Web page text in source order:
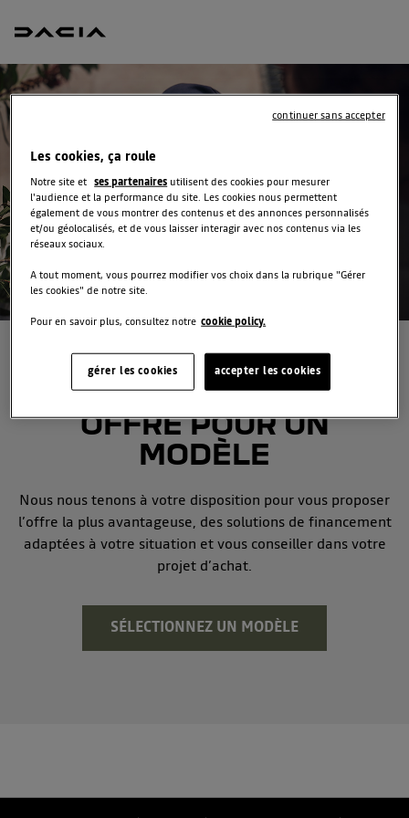
RECEVEZ
GRATUITEMENT VOTRE
OFFRE POUR UN
MODÈLE
Nous nous tenons à votre disposition pour vous proposer
l’offre la plus avantageuse, des solutions de financement
adaptées à votre situation et vous conseiller dans votre
projet d’achat.
SÉLECTIONNEZ UN MODÈLE
Les cookies, ça roule
Notre site et ses partenaires utilisent des cookies pour mesurer
l'audience et la performance du site. Les cookies nous permettent
également de vous montrer des contenus et des annonces personnalisés
et/ou géolocalisés, et de vous laisser interagir avec nos contenus via les
réseaux sociaux.
A tout moment, vous pourrez modifier vos choix dans la rubrique "Gérer
les cookies" de notre site.
Pour en savoir plus, consultez notre cookie policy.
accepter les cookies
gérer les cookies
continuer sans accepter